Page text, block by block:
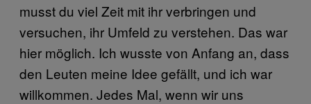
musst du viel Zeit mit ihr verbringen und
versuchen, ihr Umfeld zu verstehen. Das war
hier möglich. Ich wusste von Anfang an, dass
den Leuten meine Idee gefällt, und ich war
willkommen. Jedes Mal, wenn wir uns